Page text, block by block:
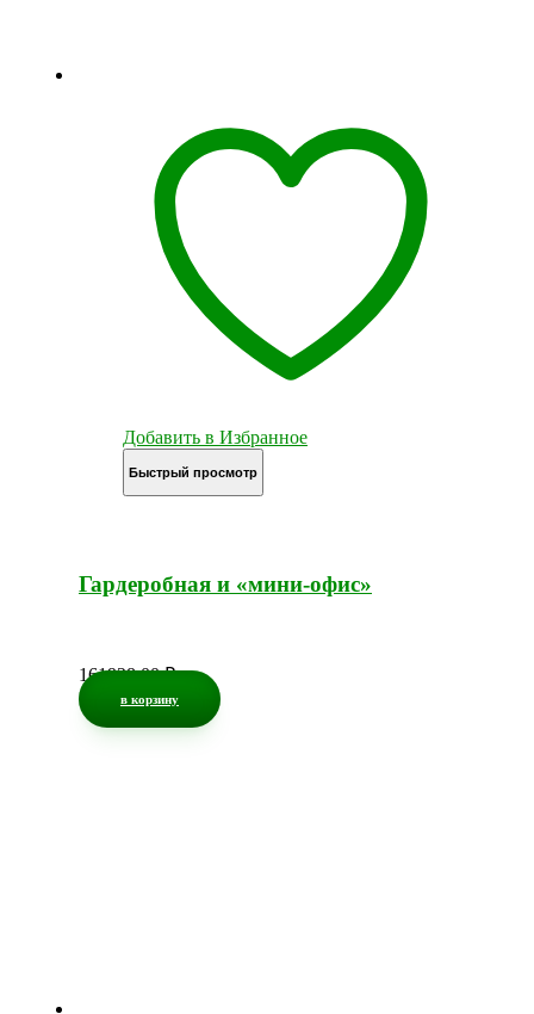
Добавить в Избранное
Быстрый просмотр
Гардеробная и «мини-офис»
161928,00₽
в корзину